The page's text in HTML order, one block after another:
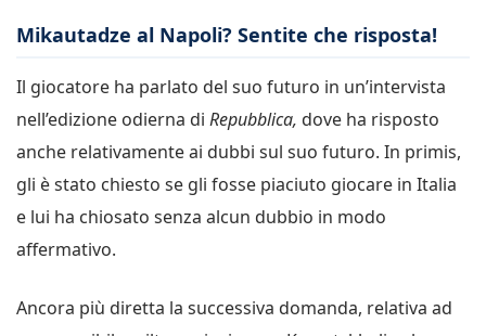
Mikautadze al Napoli? Sentite che risposta!
Il giocatore ha parlato del suo futuro in un’intervista
nell’edizione odierna di Repubblica, dove ha risposto
anche relativamente ai dubbi sul suo futuro. In primis,
gli è stato chiesto se gli fosse piaciuto giocare in Italia
e lui ha chiosato senza alcun dubbio in modo
affermativo.
Ancora più diretta la successiva domanda, relativa ad